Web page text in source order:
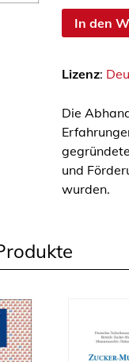
In den
Lizenz:
Die
und
wurden.